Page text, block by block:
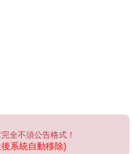
全不須公告格式！
系統自動移除)